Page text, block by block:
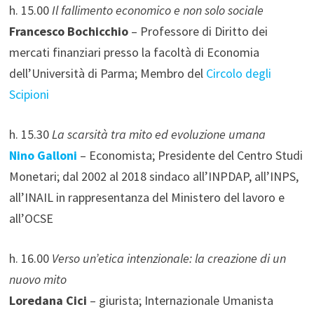
h. 15.00Il fallimento economico e non solo sociale
Francesco Bochicchio – Professore di Diritto dei
mercati finanziari presso la facoltà di Economia
dell’Università di Parma; Membro del Circolo degli
Scipioni
h. 15.30La scarsità tra mito ed evoluzione umana
Nino Galloni – Economista; Presidente del Centro Studi
Monetari; dal 2002 al 2018 sindaco all’INPDAP, all’INPS,
all’INAIL in rappresentanza del Ministero del lavoro e
all’OCSE
h. 16.00 Verso un’etica intenzionale: la creazione di un
nuovo mito
Loredana Cici – giurista; Internazionale Umanista